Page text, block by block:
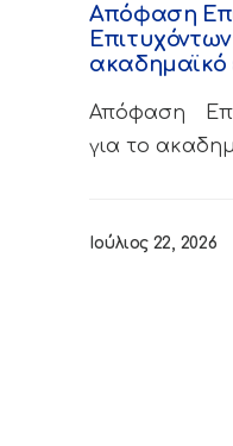
Απόφαση
ακαδημαϊκό
Απόφαση
για το
Ιούλιος 22, 2026